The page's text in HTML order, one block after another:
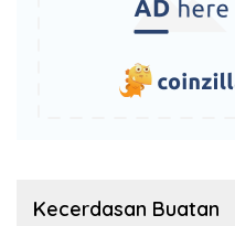
Kecerdasan Buatan